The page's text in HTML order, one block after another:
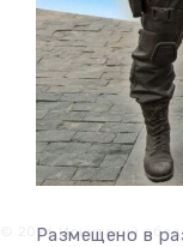
Размещено в
© 2026 Иркутский